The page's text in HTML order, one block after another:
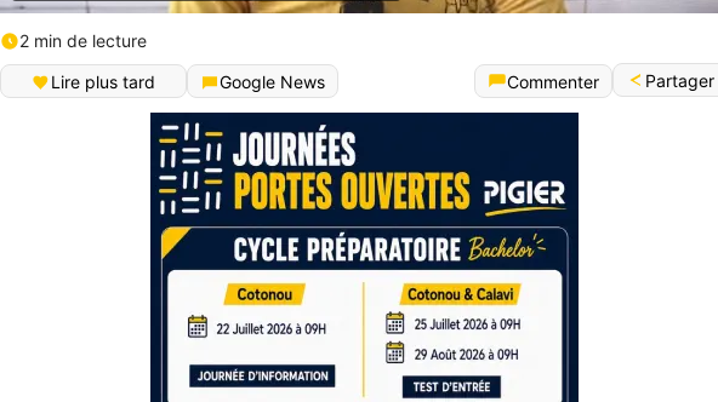
2 min de lecture
Lire plus tard
Google News Commenter Partager